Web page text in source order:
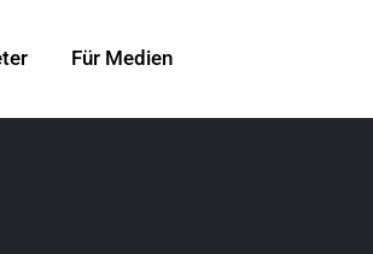
Für Medien